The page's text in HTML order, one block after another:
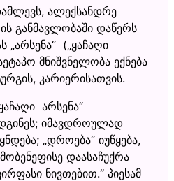
ალექსანდრე
განმავლობაში დაწერს
„არსენა“ („ყაჩაღი
მნიშვნელობა ექნება
კარიერისათვის.
არსენა“
იმავდროულად
„დროება“ იუწყება,
დაასაჩუქრა
ნივთებით.“ პიესამ